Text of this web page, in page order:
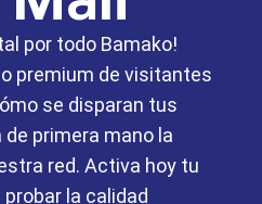
por todo Bamako!
premium de visitantes
se disparan tus
primera mano la
red. Activa hoy tu
la calidad